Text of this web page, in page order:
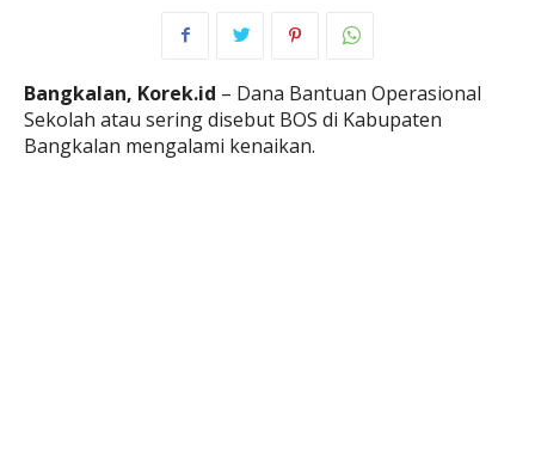
Bangkalan, Korek.id – Dana Bantuan Operasional
Sekolah atau sering disebut BOS di Kabupaten
Bangkalan mengalami kenaikan.